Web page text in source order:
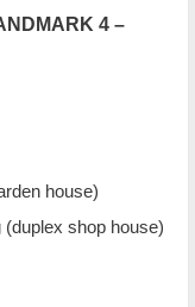
4 –
house)
shop house)